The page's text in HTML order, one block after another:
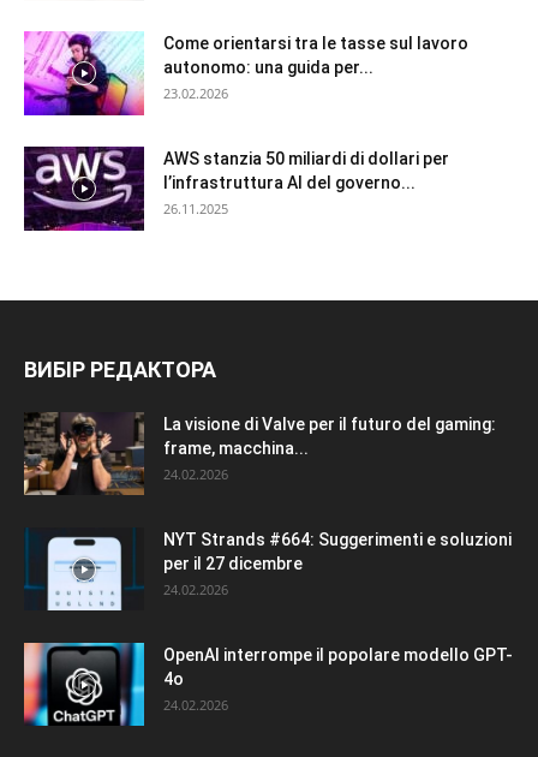
Come orientarsi tra le tasse sul lavoro
autonomo: una guida per...
23.02.2026
AWS stanzia 50 miliardi di dollari per
l’infrastruttura AI del governo...
26.11.2025
ВИБІР РЕДАКТОРА
La visione di Valve per il futuro del gaming:
frame, macchina...
24.02.2026
NYT Strands #664: Suggerimenti e soluzioni
per il 27 dicembre
24.02.2026
OpenAI interrompe il popolare modello GPT-
4o
24.02.2026